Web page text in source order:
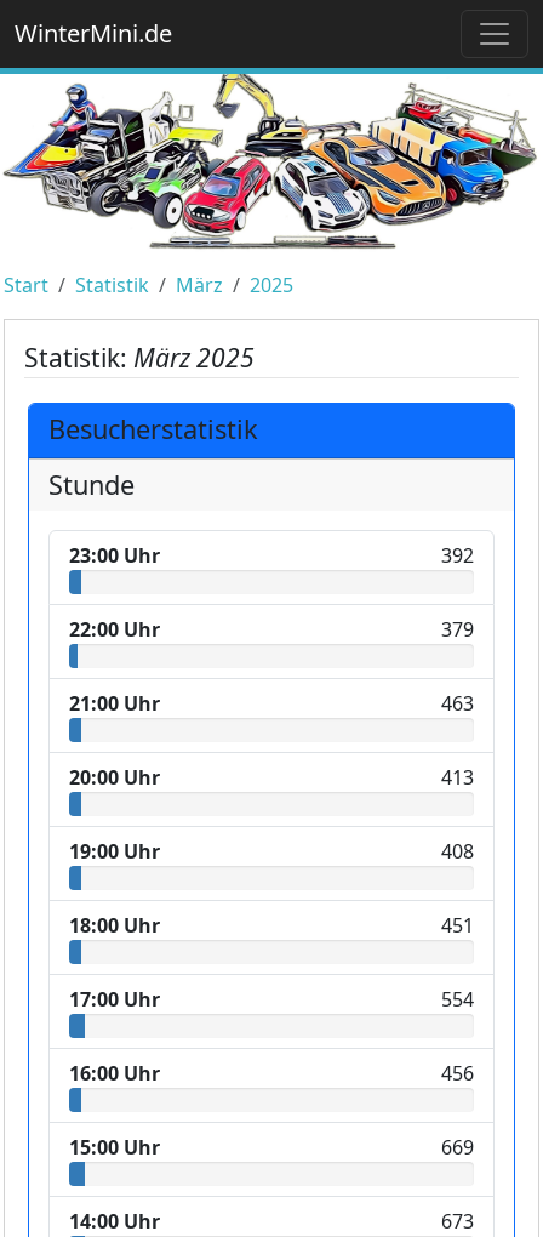
WinterMini.de
Start Statistik März 2025
Statistik: März 2025
Besucherstatistik
Stunde
23:00 Uhr 392
22:00 Uhr 379
21:00 Uhr 463
20:00 Uhr 413
19:00 Uhr 408
18:00 Uhr 451
17:00 Uhr 554
16:00 Uhr 456
15:00 Uhr 669
14:00 Uhr 673